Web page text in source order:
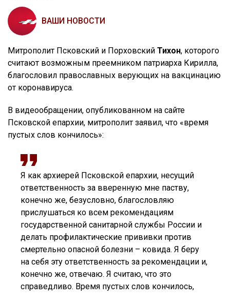
ВАШИ НОВОСТИ
Митрополит Псковский и Порховский Тихон, которого
считают возможным преемником патриарха Кирилла,
благословил православных верующих на вакцинацию
от коронавируса.
В видеообращении, опубликованном на сайте
Псковской епархии, митрополит заявил, что «время
пустых слов кончилось»:
Я как архиерей Псковской епархии, несущий
ответственность за вверенную мне паству,
конечно же, безусловно, благословляю
прислушаться ко всем рекомендациям
государственной санитарной службы России и
делать профилактические прививки против
смертельно опасной болезни – ковида. Я беру
на себя эту ответственность за рекомендации и,
конечно же, отвечаю. Я считаю, что это
справедливо. Время пустых слов кончилось,